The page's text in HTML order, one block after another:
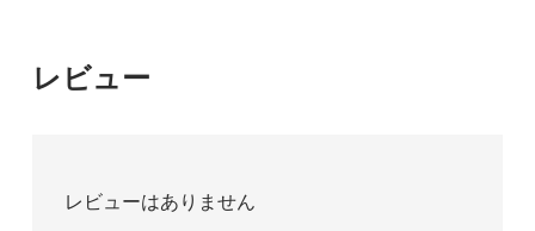
レビュー
レビューはありません